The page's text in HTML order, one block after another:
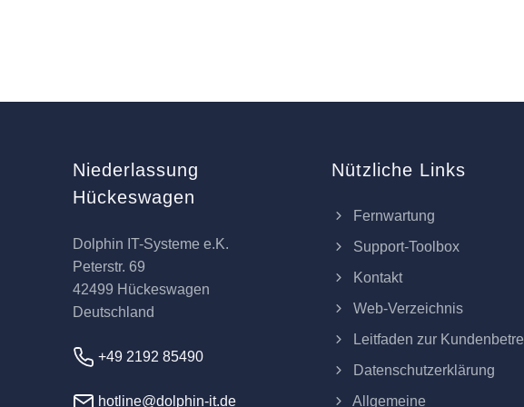
Niederlassung
Hückeswagen
Dolphin IT-Systeme e.K.
Peterstr. 69
42499 Hückeswagen
Deutschland
+49 2192 85490
hotline@dolphin-it.de
Nützliche Links
Fernwartung
Support-Toolbox
Kontakt
Web-Verzeichnis
Leitfaden zur
Datenschutzerklärung
Allgemeine